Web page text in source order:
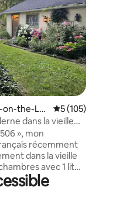
on-the-Lak
Note moyenne de
5 (105)
dans la vieille
», mon
récemment
dans la vieille
avec 1 lit
Size. Il y a
de bain complète